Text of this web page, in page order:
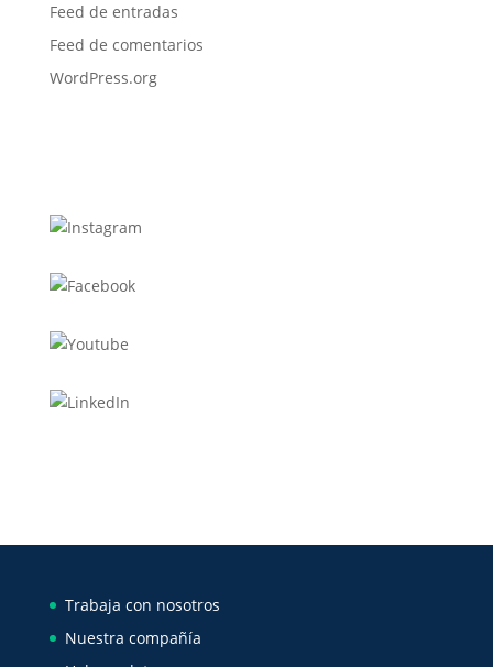
Feed de entradas
Feed de comentarios
WordPress.org
Trabaja con nosotros
Nuestra compañía